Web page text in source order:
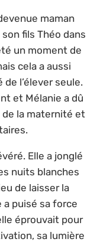
maman
fils Théo dans
un moment de
cela a aussi
l’élever seule.
et Mélanie a dû
la maternité et
Elle a jonglé
nuits blanches
de laisser la
a puisé sa force
éprouvait pour
sa lumière